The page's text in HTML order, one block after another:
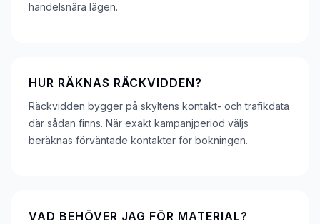
handelsnära lägen.
HUR RÄKNAS RÄCKVIDDEN?
Räckvidden bygger på skyltens kontakt- och trafikdata
där sådan finns. När exakt kampanjperiod väljs
beräknas förväntade kontakter för bokningen.
VAD BEHÖVER JAG FÖR MATERIAL?